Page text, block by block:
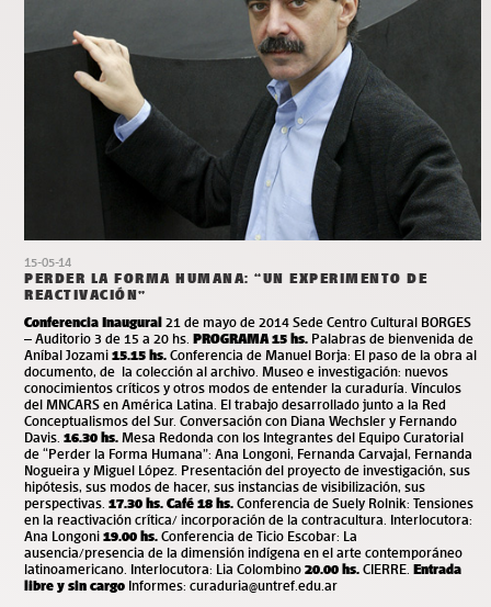
15-05-14
PERDER LA FORMA HUMANA: “UN EXPERIMENTO DE
REACTIVACIÓN”
Conferencia Inaugural 21 de mayo de 2014 Sede Centro Cultural BORGES
– Auditorio 3 de 15 a 20 hs. PROGRAMA 15 hs. Palabras de bienvenida de
Aníbal Jozami 15.15 hs. Conferencia de Manuel Borja: El paso de la obra al
documento, de la colección al archivo. Museo e investigación: nuevos
conocimientos críticos y otros modos de entender la curaduría. Vínculos
del MNCARS en América Latina. El trabajo desarrollado junto a la Red
Conceptualismos del Sur. Conversación con Diana Wechsler y Fernando
Davis. 16.30 hs. Mesa Redonda con los Integrantes del Equipo Curatorial
de “Perder la Forma Humana”: Ana Longoni, Fernanda Carvajal, Fernanda
Nogueira y Miguel López. Presentación del proyecto de investigación, sus
hipótesis, sus modos de hacer, sus instancias de visibilización, sus
perspectivas. 17.30 hs. Café 18 hs. Conferencia de Suely Rolnik: Tensiones
en la reactivación crítica/ incorporación de la contracultura. Interlocutora:
Ana Longoni 19.00 hs. Conferencia de Ticio Escobar: La
ausencia/presencia de la dimensión indígena en el arte contemporáneo
latinoamericano. Interlocutora: Lia Colombino 20.00 hs. CIERRE. Entrada
libre y sin cargo Informes: curaduria@untref.edu.ar